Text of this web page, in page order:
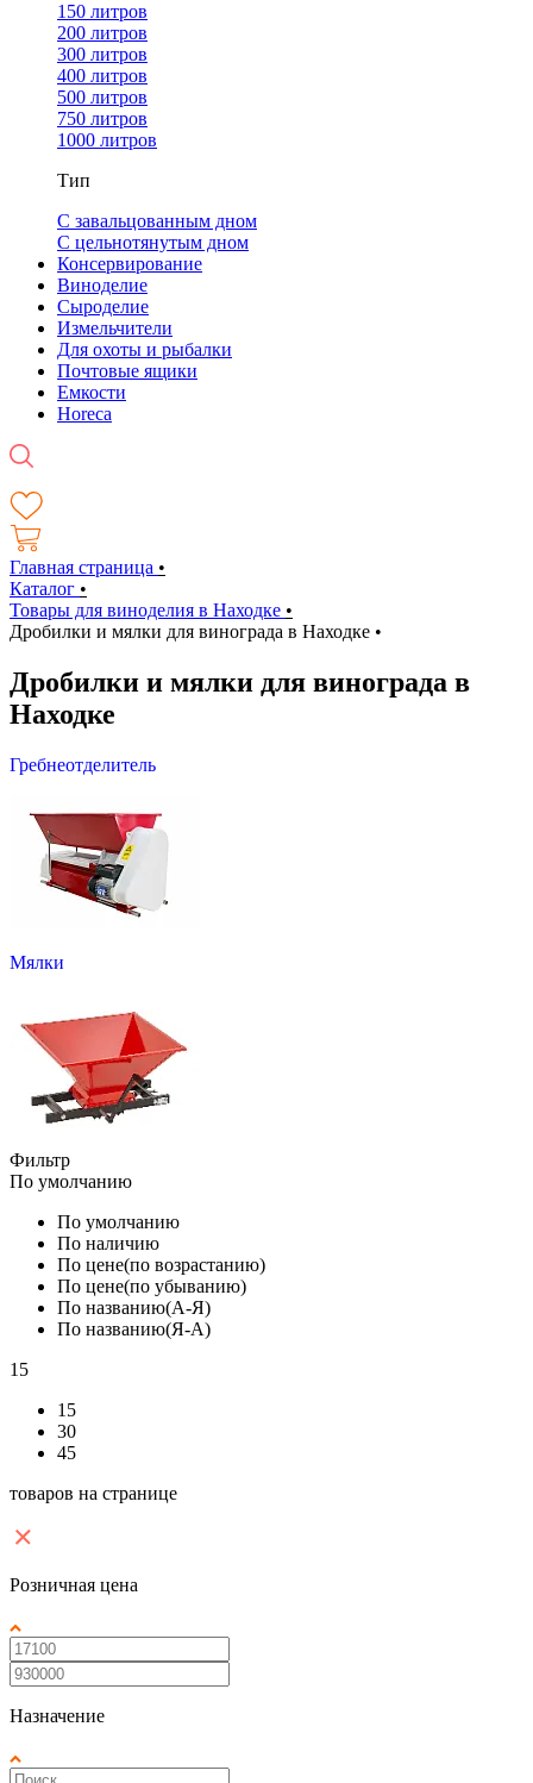
150 литров
200 литров
300 литров
400 литров
500 литров
750 литров
1000 литров
Тип
С завальцованным дном
С цельнотянутым дном
Консервирование
Виноделие
Сыроделие
Измельчители
Для охоты и рыбалки
Почтовые ящики
Емкости
Horeca
Главная страница •
Каталог •
Товары для виноделия в Находке •
Дробилки и мялки для винограда в Находке •
Дробилки и мялки для винограда в
Находке
Гребнеотделитель
Мялки
Фильтр
По умолчанию
По умолчанию
По наличию
По цене(по возрастанию)
По цене(по убыванию)
По названию(А-Я)
По названию(Я-А)
15
15
30
45
товаров на странице
Розничная цена
Назначение